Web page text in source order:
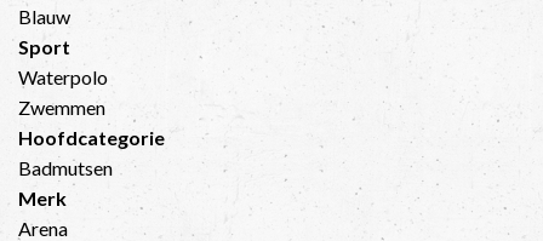
Blauw
Sport
Waterpolo
Zwemmen
Hoofdcategorie
Badmutsen
Merk
Arena